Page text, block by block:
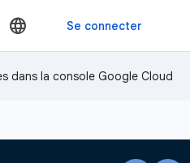
dans la console Google Cloud